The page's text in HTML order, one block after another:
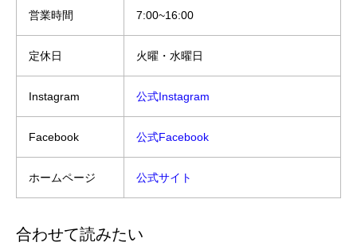
営業時間 7:00~16:00
定休日 火曜・水曜日
Instagram 公式Instagram
Facebook 公式Facebook
ホームページ 公式サイト
合わせて読みたい